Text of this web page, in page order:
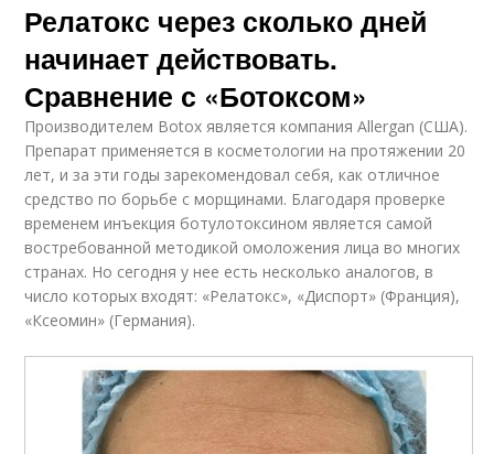
Релатокс через сколько дней
начинает действовать.
Сравнение с «Ботоксом»
Производителем Botox является компания Allergan (США).
Препарат применяется в косметологии на протяжении 20
лет, и за эти годы зарекомендовал себя, как отличное
средство по борьбе с морщинами. Благодаря проверке
временем инъекция ботулотоксином является самой
востребованной методикой омоложения лица во многих
странах. Но сегодня у нее есть несколько аналогов, в
число которых входят: «Релатокс», «Диспорт» (Франция),
«Ксеомин» (Германия).